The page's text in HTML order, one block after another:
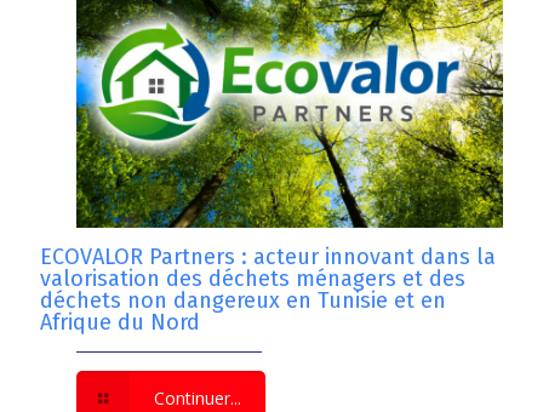
ECOVALOR Partners : acteur innovant dans la
valorisation des déchets ménagers et des
déchets non dangereux en Tunisie et en
Afrique du Nord
Continuer...